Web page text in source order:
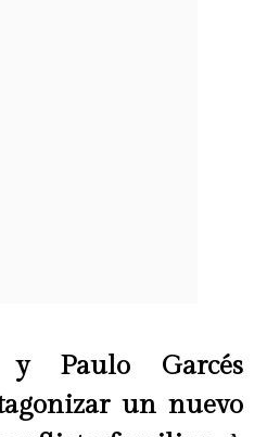
y Paulo Garcés
un nuevo